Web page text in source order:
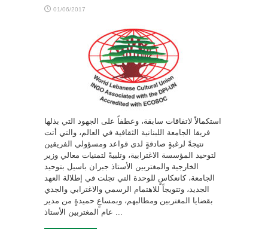
01/06/2017
استكمالاً لاتفاقات سابقة، وعطفاً على الجهود التي بذلها
فريقا الجامعة اللبنانية الثقافية في العالم، والتي أتت
نتيجةً لرغبةٍ صادقةٍ لدى قواعد ومسؤولي الفريقين
لتوحيد المؤسسة الاغترابية، وتلبيةً لتمنيات معالي وزير
الخارجية والمغتربين الأستاذ جبران باسيل بتوحيد
الجامعة، كانعكاسٍ للوحدة التي تجلت في إطلالة العهد
الجديد، وتتويجاً للاهتمام الرسمي والاغترابي والجدي
بقضايا المغتربين ومطالبهم، وبمساعٍ حميدةٍ من مدير
عام المغتربين الأستاذ ...